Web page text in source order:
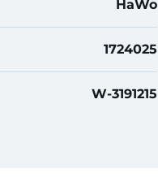
HaWo
1724025
W-3191215